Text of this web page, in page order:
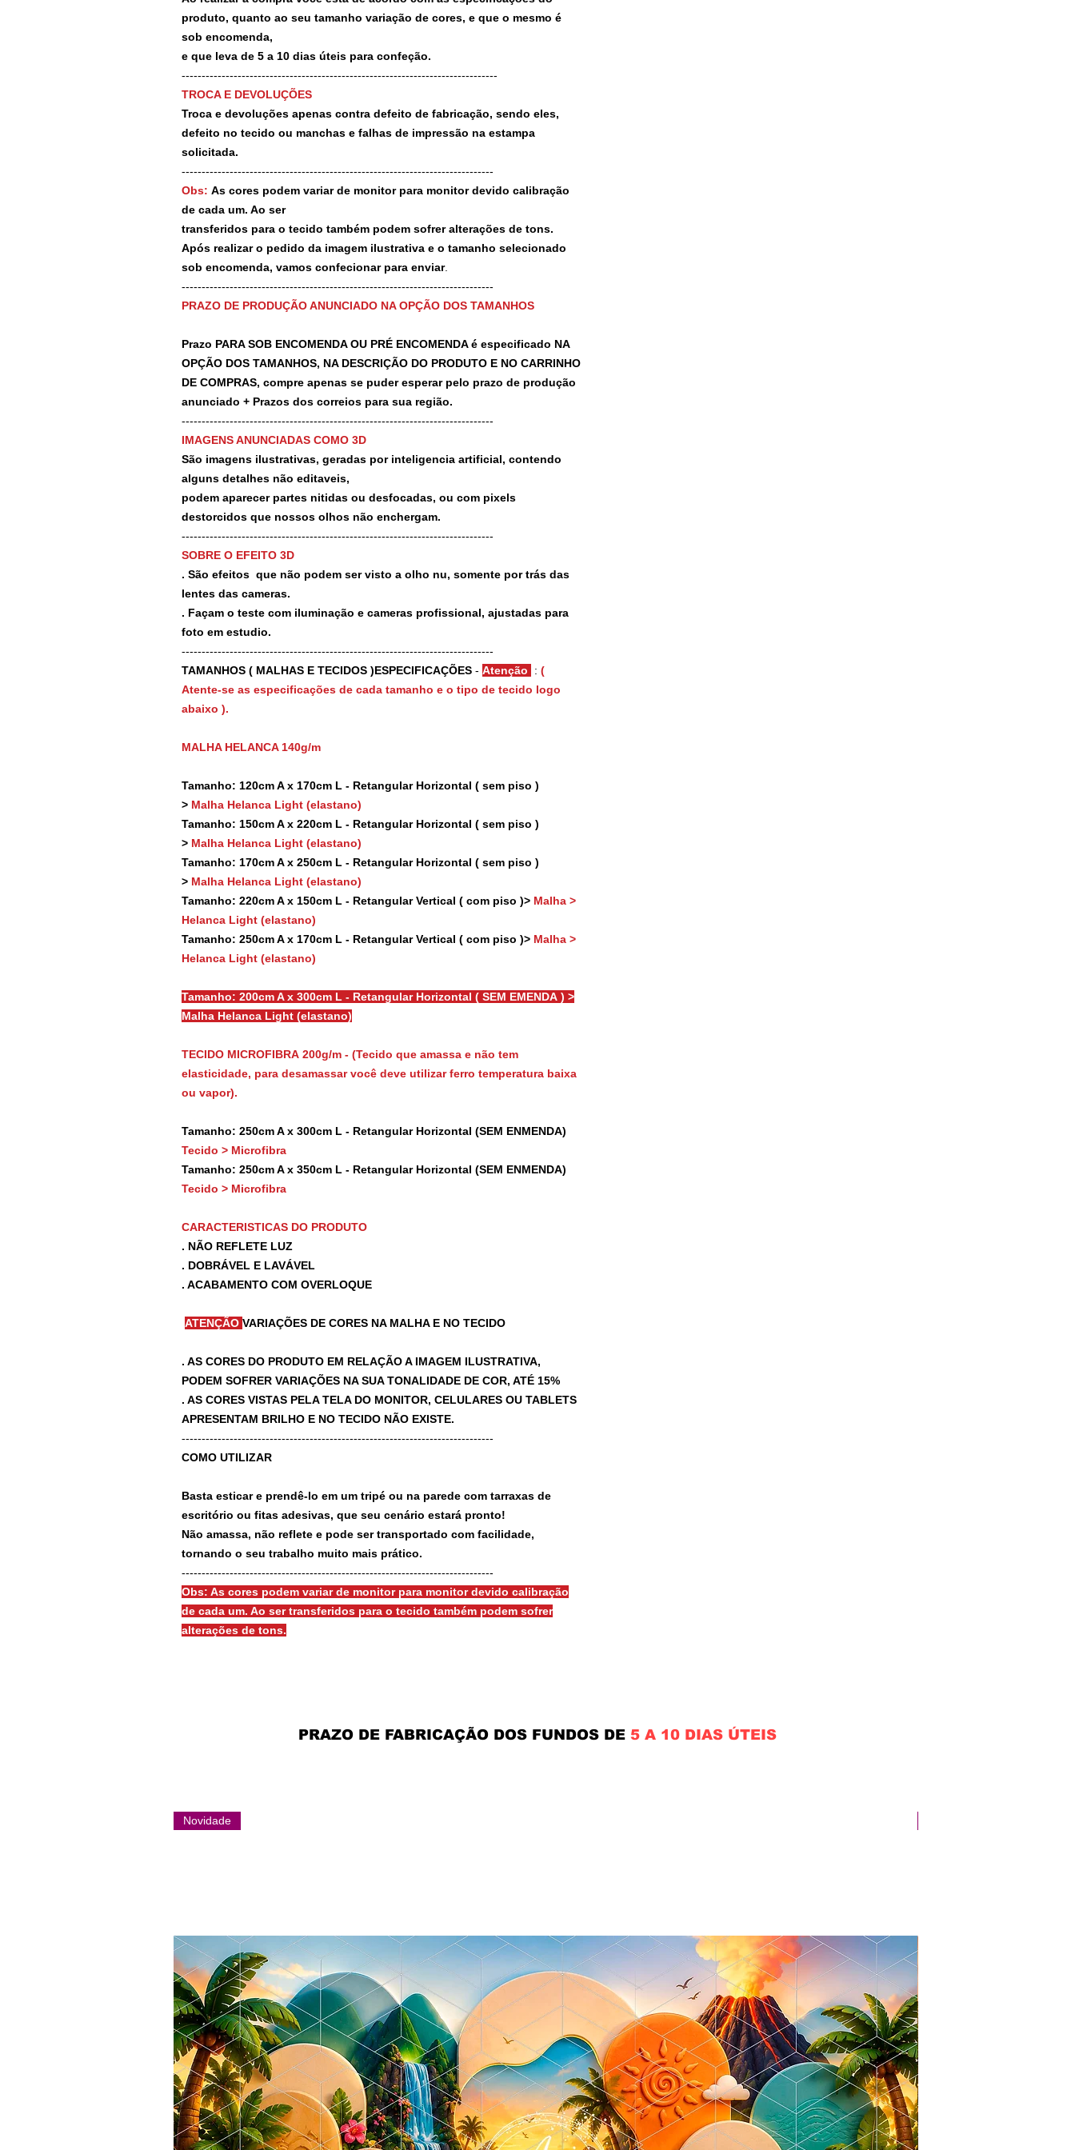
produto, quanto ao seu tamanho variação de cores, e que o mesmo é
sob encomenda,
e que leva de 5 a 10 dias úteis para confeção.
-------------------------------------------------------------------------------
TROCA E DEVOLUÇÕES
Troca e devoluções apenas contra defeito de fabricação, sendo eles,
defeito no tecido ou manchas e falhas de impressão na estampa
solicitada.
------------------------------------------------------------------------------
Obs: As cores podem variar de monitor para monitor devido calibração
de cada um. Ao ser
transferidos para o tecido também podem sofrer alterações de tons.
Após realizar o pedido da imagem ilustrativa e o tamanho selecionado
sob encomenda, vamos confecionar para enviar.
------------------------------------------------------------------------------
PRAZO DE PRODUÇÃO ANUNCIADO NA OPÇÃO DOS TAMANHOS
Prazo PARA SOB ENCOMENDA OU PRÉ ENCOMENDA é especificado NA
OPÇÃO DOS TAMANHOS, NA DESCRIÇÃO DO PRODUTO E NO CARRINHO
DE COMPRAS, compre apenas se puder esperar pelo prazo de produção
anunciado + Prazos dos correios para sua região.
------------------------------------------------------------------------------
IMAGENS ANUNCIADAS COMO 3D
São imagens ilustrativas, geradas por inteligencia artificial, contendo
alguns detalhes não editaveis,
podem aparecer partes nitidas ou desfocadas, ou com pixels
destorcidos que nossos olhos não enchergam.
------------------------------------------------------------------------------
SOBRE O EFEITO 3D
. São efeitos que não podem ser visto a olho nu, somente por trás das
lentes das cameras.
. Façam o teste com iluminação e cameras profissional, ajustadas para
foto em estudio.
------------------------------------------------------------------------------
TAMANHOS ( MALHAS E TECIDOS )ESPECIFICAÇÕES - Atenção : (
Atente-se as especificações de cada tamanho e o tipo de tecido logo
abaixo ).
MALHA HELANCA 140g/m
Tamanho: 120cm A x 170cm L - Retangular Horizontal ( sem piso )
> Malha Helanca Light (elastano)
Tamanho: 150cm A x 220cm L - Retangular Horizontal ( sem piso )
> Malha Helanca Light (elastano)
Tamanho: 170cm A x 250cm L - Retangular Horizontal ( sem piso )
> Malha Helanca Light (elastano)
Tamanho: 220cm A x 150cm L - Retangular Vertical ( com piso )> Malha >
Helanca Light (elastano)
Tamanho: 250cm A x 170cm L - Retangular Vertical ( com piso )> Malha >
Helanca Light (elastano)
Tamanho: 200cm A x 300cm L - Retangular Horizontal ( SEM EMENDA ) >
Malha Helanca Light (elastano)
TECIDO MICROFIBRA 200g/m - (Tecido que amassa e não tem
elasticidade, para desamassar você deve utilizar ferro temperatura baixa
ou vapor).
Tamanho: 250cm A x 300cm L - Retangular Horizontal (SEM ENMENDA)
Tecido > Microfibra
Tamanho: 250cm A x 350cm L - Retangular Horizontal (SEM ENMENDA)
Tecido > Microfibra
CARACTERISTICAS DO PRODUTO
. NÃO REFLETE LUZ
. DOBRÁVEL E LAVÁVEL
. ACABAMENTO COM OVERLOQUE
ATENÇÃO VARIAÇÕES DE CORES NA MALHA E NO TECIDO
. AS CORES DO PRODUTO EM RELAÇÃO A IMAGEM ILUSTRATIVA,
PODEM SOFRER VARIAÇÕES NA SUA TONALIDADE DE COR, ATÉ 15%
. AS CORES VISTAS PELA TELA DO MONITOR, CELULARES OU TABLETS
APRESENTAM BRILHO E NO TECIDO NÃO EXISTE.
------------------------------------------------------------------------------
COMO UTILIZAR
Basta esticar e prendê-lo em um tripé ou na parede com tarraxas de
escritório ou fitas adesivas, que seu cenário estará pronto!
Não amassa, não reflete e pode ser transportado com facilidade,
tornando o seu trabalho muito mais prático.
------------------------------------------------------------------------------
Obs: As cores podem variar de monitor para monitor devido calibração
de cada um. Ao ser transferidos para o tecido também podem sofrer
alterações de tons.
PRAZO DE FABRICAÇÃO DOS FUNDOS DE 5 A 10 DIAS ÚTEIS
Novidade